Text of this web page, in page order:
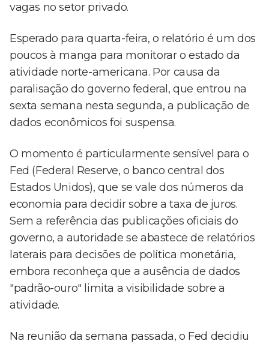
vagas no setor privado.
Esperado para quarta-feira, o relatório é um dos
poucos à manga para monitorar o estado da
atividade norte-americana. Por causa da
paralisação do governo federal, que entrou na
sexta semana nesta segunda, a publicação de
dados econômicos foi suspensa.
O momento é particularmente sensível para o
Fed (Federal Reserve, o banco central dos
Estados Unidos), que se vale dos números da
economia para decidir sobre a taxa de juros.
Sem a referência das publicações oficiais do
governo, a autoridade se abastece de relatórios
laterais para decisões de política monetária,
embora reconheça que a ausência de dados
"padrão-ouro" limita a visibilidade sobre a
atividade.
Na reunião da semana passada, o Fed decidiu